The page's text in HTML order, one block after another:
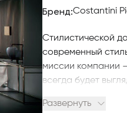
Бренд:Costantini
Стилистической
современный
миссии компании
всегда будет
Предложение
Развернуть